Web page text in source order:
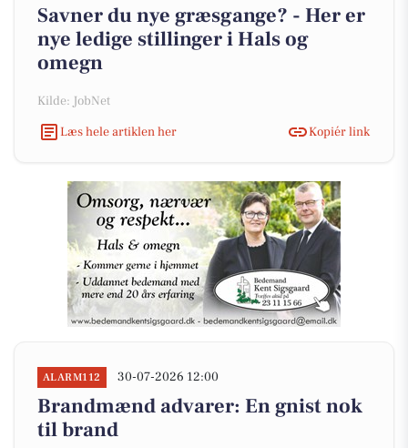
Savner du nye græsgange? - Her er
nye ledige stillinger i Hals og
omegn
Kilde: JobNet
Læs hele artiklen her
Kopiér link
ALARM112 30-07-2026 12:00
Brandmænd advarer: En gnist nok
til brand